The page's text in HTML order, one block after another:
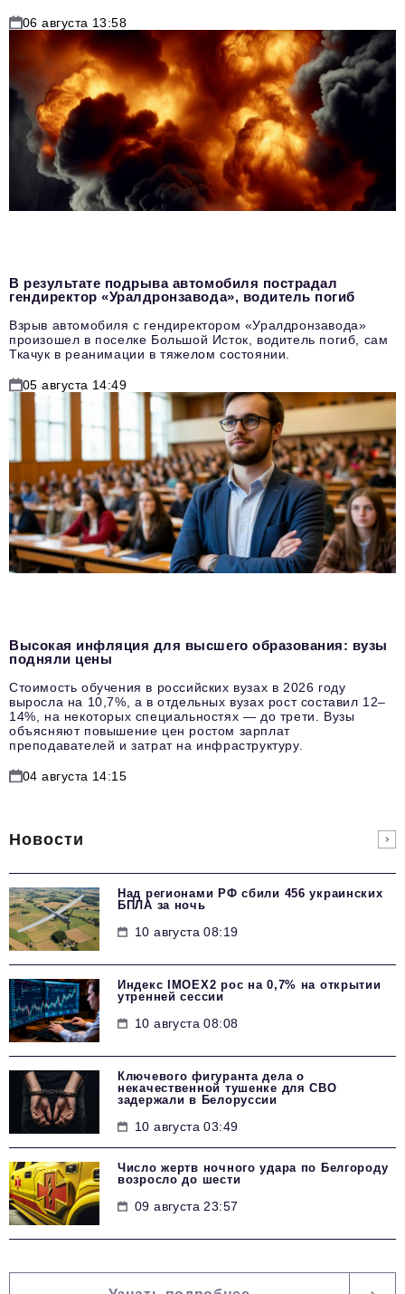
06 августа 13:58
В результате подрыва автомобиля пострадал
гендиректор «Уралдронзавода», водитель погиб
Взрыв автомобиля с гендиректором «Уралдронзавода»
произошел в поселке Большой Исток, водитель погиб, сам
Ткачук в реанимации в тяжелом состоянии.
05 августа 14:49
Высокая инфляция для высшего образования: вузы
подняли цены
Стоимость обучения в российских вузах в 2026 году
выросла на 10,7%, а в отдельных вузах рост составил 12–
14%, на некоторых специальностях — до трети. Вузы
объясняют повышение цен ростом зарплат
преподавателей и затрат на инфраструктуру.
04 августа 14:15
Новости
Над регионами РФ сбили 456 украинских
БПЛА за ночь
10 августа 08:19
Индекс IMOEX2 рос на 0,7% на открытии
утренней сессии
10 августа 08:08
Ключевого фигуранта дела о
некачественной тушенке для СВО
задержали в Белоруссии
10 августа 03:49
Число жертв ночного удара по Белгороду
возросло до шести
09 августа 23:57